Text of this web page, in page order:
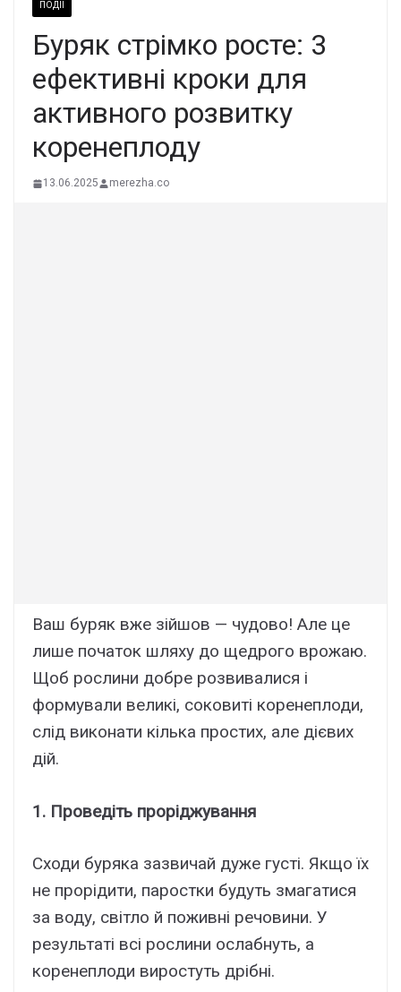
ПОДІЇ
Буряк стрімко росте: 3
ефективні кроки для
активного розвитку
коренеплоду
13.06.2025 merezha.co
Ваш буряк вже зійшов — чудово! Але це
лише початок шляху до щедрого врожаю.
Щоб рослини добре розвивалися і
формували великі, соковиті коренеплоди,
слід виконати кілька простих, але дієвих
дій.
1. Проведіть проріджування
Сходи буряка зазвичай дуже густі. Якщо їх
не прорідити, паростки будуть змагатися
за воду, світло й поживні речовини. У
результаті всі рослини ослабнуть, а
коренеплоди виростуть дрібні.